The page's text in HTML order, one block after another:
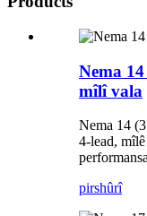
Nema
mîlî vala
Nema 14
4-lead,
pirshûrî